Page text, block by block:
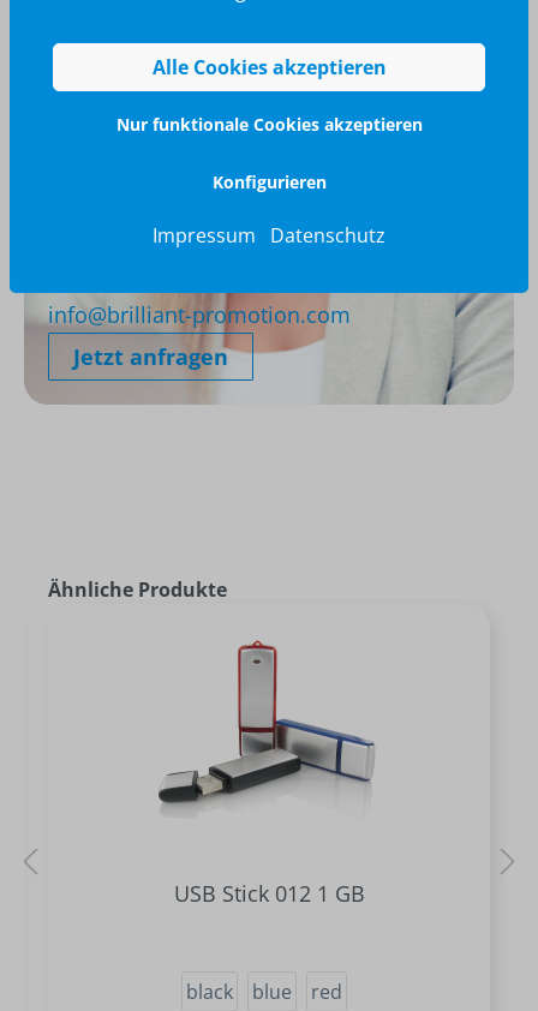
Wir glänzen für Sie
info@brilliant-promotion.com
Jetzt anfragen
Ähnliche Produkte
USB Stick 012 1 GB
black blue red
Alle Cookies akzeptieren
Nur funktionale Cookies akzeptieren
Konfigurieren
Impressum Datenschutz